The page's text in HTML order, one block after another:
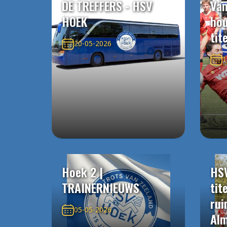
DE TREFFERS - HSV
HOEK
20-05-2026
Hoek 2 |
TRAINERNIEUWS
05-05-2026